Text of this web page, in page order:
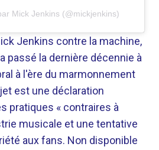
Mick Jenkins (@mickjenkins)
Jenkins contre la machine,
passé la dernière décennie à
à l'ère du marmonnement
est une déclaration
pratiques « contraires à
musicale et une tentative
aux fans. Non disponible